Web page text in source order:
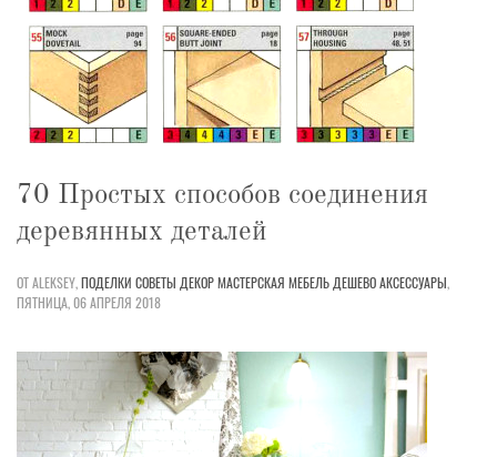
70 Простых способов соединения
деревянных деталей
ОТ ALEKSEY,ПОДЕЛКИ СОВЕТЫ ДЕКОРМАСТЕРСКАЯ МЕБЕЛЬ ДЕШЕВОАКСЕССУАРЫ,
ПЯТНИЦА, 06 АПРЕЛЯ 2018